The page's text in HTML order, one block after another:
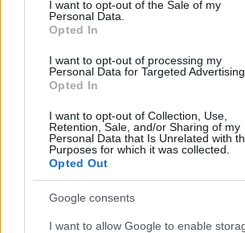
I want to opt-out of the Sale of my
Personal Data.
Opted In
I want to opt-out of processing my
Personal Data for Targeted Advertising.
Opted In
I want to opt-out of Collection, Use,
Retention, Sale, and/or Sharing of my
Personal Data that Is Unrelated with
Purposes for which it was collected.
Opted Out
Google consents
I want to allow Google to enable
M1 bővítés: már zajlik a teljesen új
csomópont építése
Tizenegy meglévő csomópontot korszerűsít
különszintű csomópontot hoz létre az MKIF
bővítésénél.